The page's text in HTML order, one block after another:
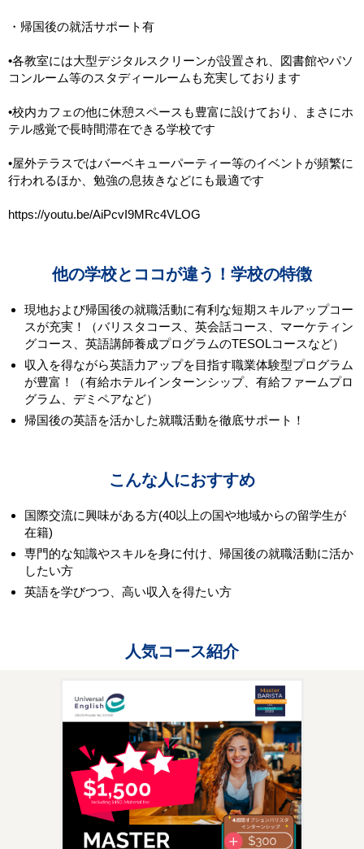
・帰国後の就活サポート有
•各教室には大型デジタルスクリーンが設置され、図書館やパソ
コンルーム等のスタディールームも充実しております
•校内カフェの他に休憩スペースも豊富に設けており、まさにホ
テル感覚で長時間滞在できる学校です
•屋外テラスではバーベキューパーティー等のイベントが頻繁に
行われるほか、勉強の息抜きなどにも最適です
https://youtu.be/AiPcvI9MRc4VLOG
他の学校とココが違う！学校の特徴
現地および帰国後の就職活動に有利な短期スキルアップコー
スが充実！（バリスタコース、英会話コース、マーケティン
グコース、英語講師養成プログラムのTESOLコースなど）
収入を得ながら英語力アップを目指す職業体験型プログラム
が豊富！（有給ホテルインターンシップ、有給ファームプロ
グラム、デミペアなど）
帰国後の英語を活かした就職活動を徹底サポート！
こんな人におすすめ
国際交流に興味がある方(40以上の国や地域からの留学生が
在籍)
専門的な知識やスキルを身に付け、帰国後の就職活動に活か
したい方
英語を学びつつ、高い収入を得たい方
人気コース紹介